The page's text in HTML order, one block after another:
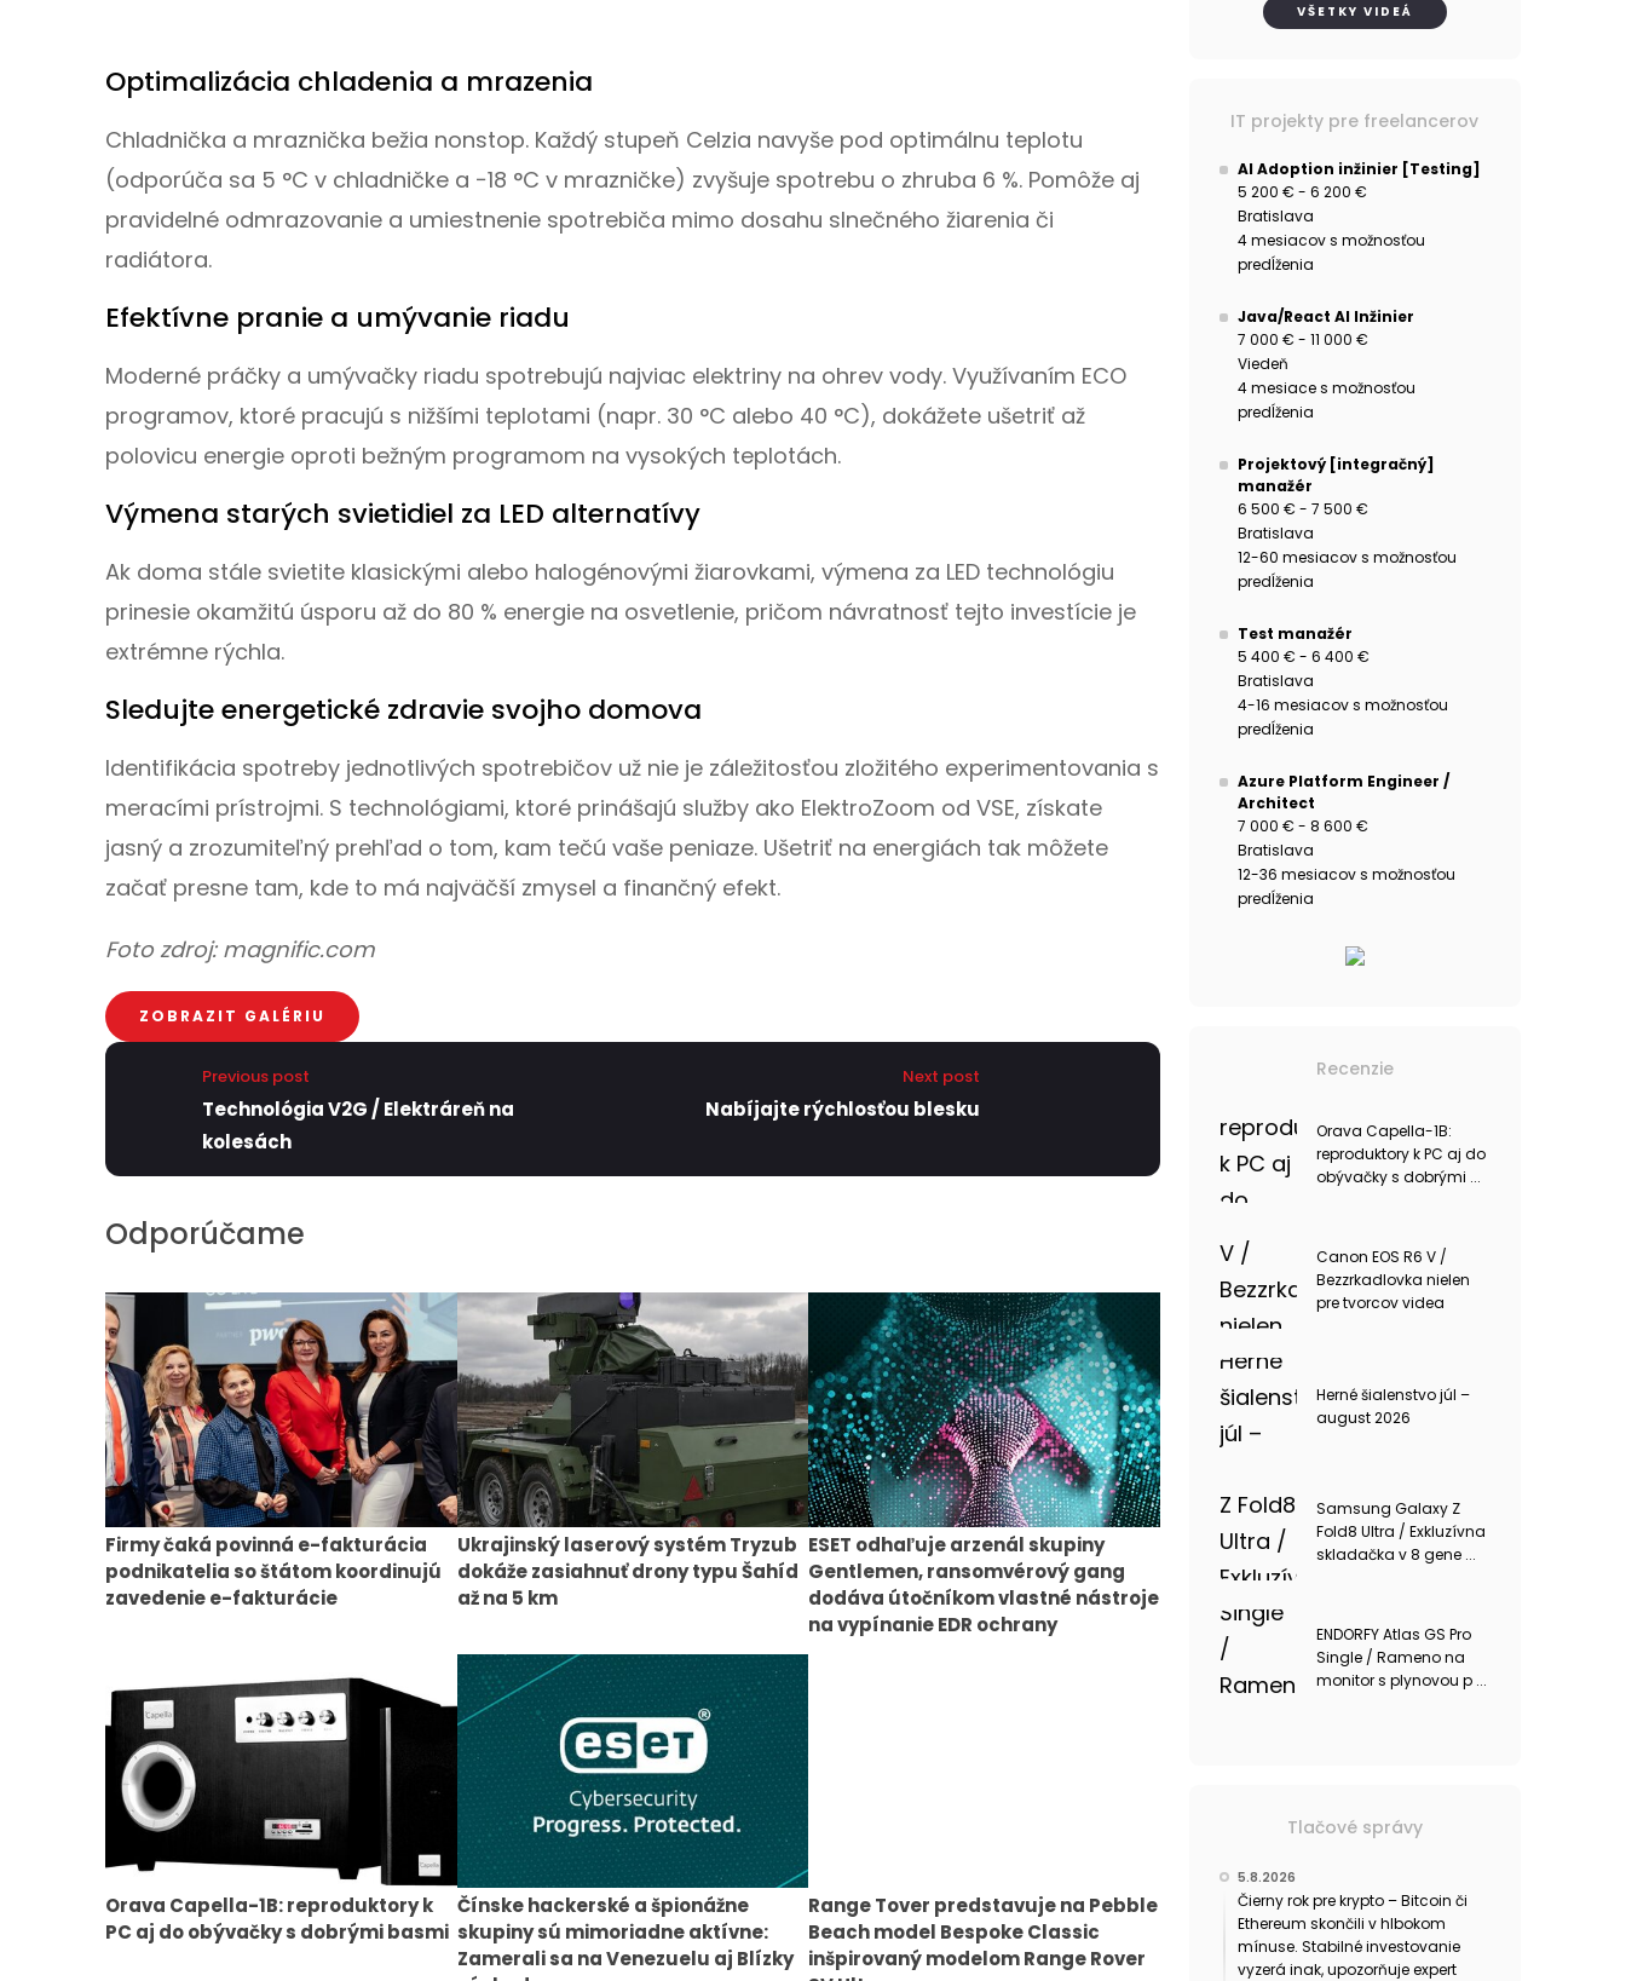
Optimalizácia chladenia a mrazenia
Chladnička a mraznička bežia nonstop. Každý stupeň Celzia navyše pod optimálnu teplotu
(odporúča sa 5 °C v chladničke a −18 °C v mrazničke) zvyšuje spotrebu o zhruba 6 %. Pomôže aj
pravidelné odmrazovanie a umiestnenie spotrebiča mimo dosahu slnečného žiarenia či
radiátora.
Efektívne pranie a umývanie riadu
Moderné práčky a umývačky riadu spotrebujú najviac elektriny na ohrev vody. Využívaním ECO
programov, ktoré pracujú s nižšími teplotami (napr. 30 °C alebo 40 °C), dokážete ušetriť až
polovicu energie oproti bežným programom na vysokých teplotách.
Výmena starých svietidiel za LED alternatívy
Ak doma stále svietite klasickými alebo halogénovými žiarovkami, výmena za LED technológiu
prinesie okamžitú úsporu až do 80 % energie na osvetlenie, pričom návratnosť tejto investície je
extrémne rýchla.
Sledujte energetické zdravie svojho domova
Identifikácia spotreby jednotlivých spotrebičov už nie je záležitosťou zložitého experimentovania s
meracími prístrojmi. S technológiami, ktoré prinášajú služby ako ElektroZoom od VSE, získate
jasný a zrozumiteľný prehľad o tom, kam tečú vaše peniaze. Ušetriť na energiách tak môžete
začať presne tam, kde to má najväčší zmysel a finančný efekt.
Foto zdroj: magnific.com
ZOBRAZIT GALÉRIU
Previous post
Technológia V2G / Elektráreň na
kolesách
Next post
Nabíjajte rýchlosťou blesku
Odporúčame
Firmy čaká povinná e-fakturácia
podnikatelia so štátom koordinujú
zavedenie e-fakturácie
Ukrajinský laserový systém Tryzub
dokáže zasiahnuť drony typu Šahíd
až na 5 km
ESET odhaľuje arzenál skupiny
Gentlemen, ransomvérový gang
dodáva útočníkom vlastné nástroje
na vypínanie EDR ochrany
Orava Capella-1B: reproduktory k
PC aj do obývačky s dobrými basmi
Čínske hackerské a špionážne
skupiny sú mimoriadne aktívne:
Zamerali sa na Venezuelu aj Blízky
Range Tover predstavuje na Pebble
Beach model Bespoke Classic
inšpirovaný modelom Range Rover
VŠETKY VIDEÁ
IT projekty pre freelancerov
AI Adoption inžinier [Testing]
5 200 € - 6 200 €
Bratislava
4 mesiacov s možnosťou
predĺženia
Java/React AI Inžinier
7 000 € - 11 000 €
Viedeň
4 mesiace s možnosťou
predĺženia
Projektový [integračný]
manažér
6 500 € - 7 500 €
Bratislava
12-60 mesiacov s možnosťou
predĺženia
Test manažér
5 400 € - 6 400 €
Bratislava
4-16 mesiacov s možnosťou
predĺženia
Azure Platform Engineer /
Architect
7 000 € - 8 600 €
Bratislava
12-36 mesiacov s možnosťou
predĺženia
Recenzie
Orava Capella-1B:
reproduktory k PC aj do
obývačky s dobrými ...
Canon EOS R6 V /
Bezzrkadlovka nielen
pre tvorcov videa
Herné šialenstvo júl –
august 2026
Samsung Galaxy Z
Fold8 Ultra / Exkluzívna
skladačka v 8 gene ...
ENDORFY Atlas GS Pro
Single / Rameno na
monitor s plynovou p ...
Tlačové správy
5.8.2026
Čierny rok pre krypto – Bitcoin či
Ethereum skončili v hlbokom
mínuse. Stabilné investovanie
vyzerá inak, upozorňuje expert